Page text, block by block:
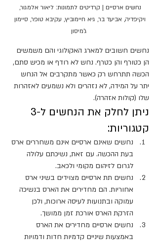
נחשים ארסיים | קרדיטים לתמונות: ליאור אלמגור,
ויקיפדיה, אביעד בר, גיא חיימוביץ, עקיבא טופר, סיימון
ג'מיסון
נחשים חשובים למארג האקולוגי והם משמשים
הן כטורף והן כטרף. נחש לא רודף או מכיש סתם,
הכשה תתרחש רק כאשר מתקרבים אל הנחש
יתר על המידה, לא נזהרים ולא נשמעים לאזהרות
שלו (קולות אזהרה).
קטגוריות:
נחשים שאינם ארסיים אינם משחררים ארס
בעת ההכשה. עם זאת, נשיכתם עלולה
לגרום לזיהום מקומי ולכאב.
נחשים תת ארסיים מצוידים בשיני ארס
אחוריות. הם מחדירים את הארס בנשיכה
עמוקה ובתנועות לעיסה ארוכות, ולכן
הזרקת הארס אורכת זמן ממושך.
נחשים ארסיים מחדירים את הארס
באמצעות שיניים קדמיות חדות ודמויות